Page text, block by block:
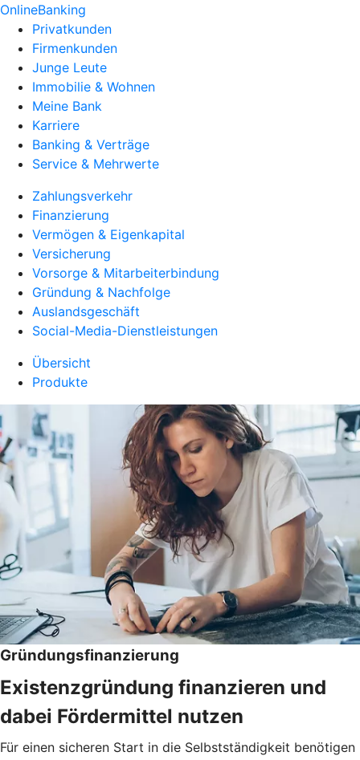
OnlineBanking
Privatkunden
Firmenkunden
Junge Leute
Immobilie & Wohnen
Meine Bank
Karriere
Banking & Verträge
Service & Mehrwerte
Zahlungsverkehr
Finanzierung
Vermögen & Eigenkapital
Versicherung
Vorsorge & Mitarbeiterbindung
Gründung & Nachfolge
Auslandsgeschäft
Social-Media-Dienstleistungen
Übersicht
Produkte
Gründungsfinanzierung
Existenzgründung finanzieren und
dabei Fördermittel nutzen
Für einen sicheren Start in die Selbstständigkeit benötigen